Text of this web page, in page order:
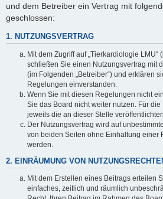
und dem Betreiber ein Vertrag mit
geschlossen:
1. NUTZUNGSVERTRAG
Mit dem Zugriff auf „Tierkardiologie LMU“
schließen Sie einen Nutzungsvertrag mit
(im Folgenden „Betreiber“) und erklären
Regelungen einverstanden.
Wenn Sie mit diesen Regelungen nicht
Sie das Board nicht weiter nutzen. Für
jeweils die an dieser Stelle
Der Nutzungsvertrag wird auf
von beiden Seiten ohne Einhaltung einer
werden.
2. EINRÄUMUNG VON
Mit dem Erstellen eines Beitrags erteilen
einfaches, zeitlich und räumlich